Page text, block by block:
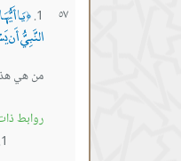
٥٧ ﴿يَا
النَّبِيُّ
من هي
روابط